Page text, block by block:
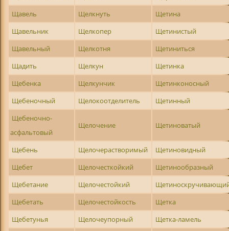
Щавель
Щелкнуть
Щетина
Щавельник
Щелкопер
Щетинистый
Щавельный
Щелкотня
Щетиниться
Щадить
Щелкун
Щетинка
Щебенка
Щелкунчик
Щетинконосный
Щебеночный
Щелокоотделитель
Щетинный
Щебеночно-
асфальтовый
Щелочение Щетиноватый
Щебень Щелочерастворимый
Щетиновидный
Щебет
Щелочесткойкий
Щетинообразный
Щебетание
Щелочестойкий
Щебетать
Щелочестойкость
Щетка
Щебетунья
Щелочеупорный
Щетка-ламель